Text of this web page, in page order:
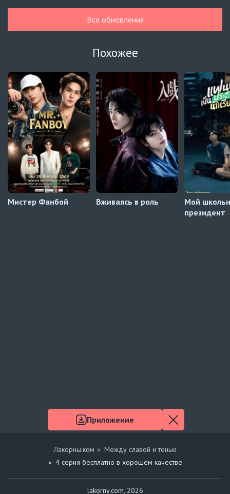
Автосабы русские / украинские
Огонь5 серия
Автосабы русские / украинские
Край горизонта9 серия
Превью
Край горизонта 8 серия
Автосабы русские / украинские
Все обновления
Похожее
Мистер Фанбой Вживаясь в роль
Мой
президент
Лакорны.ком
Между славой и тенью
4 серия бесплатно в хорошем качестве
lakorny.com, 2026
Приложение